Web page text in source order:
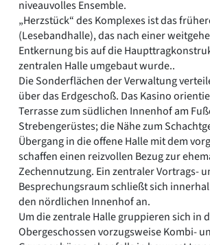
niveauvolles Ensemble.
„Herzstück“ des Komplexes ist das
(Lesebandhalle), das nach einer
Entkernung bis auf die
zentralen Halle umgebaut wurde..
Die Sonderflächen der Verwaltung
über das Erdgeschoß. Das Kasino
Terrasse zum südlichen Innenhof am
Strebengerüstes; die Nähe zum
Übergang in die offene Halle mit dem
schaffen einen reizvollen Bezug zur
Zechennutzung. Ein zentraler Vortrags-
Besprechungsraum schließt sich
den nördlichen Innenhof an.
Um die zentrale Halle gruppieren sich in
Obergeschossen vorzugsweise Kombi-